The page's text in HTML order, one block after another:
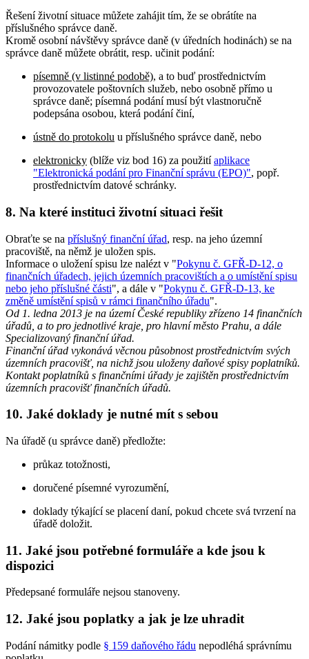
Řešení životní situace můžete zahájit tím, že se obrátíte na
příslušného správce daně.
Kromě osobní návštěvy správce daně (v úředních hodinách) se na
správce daně můžete obrátit, resp. učinit podání:
písemně (v listinné podobě), a to buď prostřednictvím
provozovatele poštovních služeb, nebo osobně přímo u
správce daně; písemná podání musí být vlastnoručně
podepsána osobou, která podání činí,
ústně do protokolu u příslušného správce daně, nebo
elektronicky (blíže viz bod 16) za použitíaplikace
"Elektronická podání pro Finanční správu (EPO)", popř.
prostřednictvím datové schránky.
8. Na které instituci životní situaci řešit
Obraťte se na příslušný finanční úřad, resp. na jeho územní
pracoviště, na němž je uložen spis.
Informace o uložení spisu lze nalézt v "Pokynu č. GFŘ-D-12, o
finančních úřadech, jejich územních pracovištích a o umístění spisu
nebo jeho příslušné části", a dále v "Pokynu č. GFŘ-D-13, ke
změně umístění spisů v rámci finančního úřadu".
Od 1. ledna 2013 je na území České republiky zřízeno 14 finančních
úřadů, a to pro jednotlivé kraje, pro hlavní město Prahu, a dále
Specializovaný finanční úřad.
Finanční úřad vykonává věcnou působnost prostřednictvím svých
územních pracovišť, na nichž jsou uloženy daňové spisy poplatníků.
Kontakt poplatníků s finančními úřady je zajištěn prostřednictvím
územních pracovišť finančních úřadů.
10. Jaké doklady je nutné mít s sebou
Na úřadě (u správce daně) předložte:
průkaz totožnosti,
doručené písemné vyrozumění,
doklady týkající se placení daní, pokud chcete svá tvrzení na
úřadě doložit.
11. Jaké jsou potřebné formuláře a kde jsou k
dispozici
Předepsané formuláře nejsou stanoveny.
12. Jaké jsou poplatky a jak je lze uhradit
Podání námitky podle § 159 daňového řádu nepodléhá správnímu